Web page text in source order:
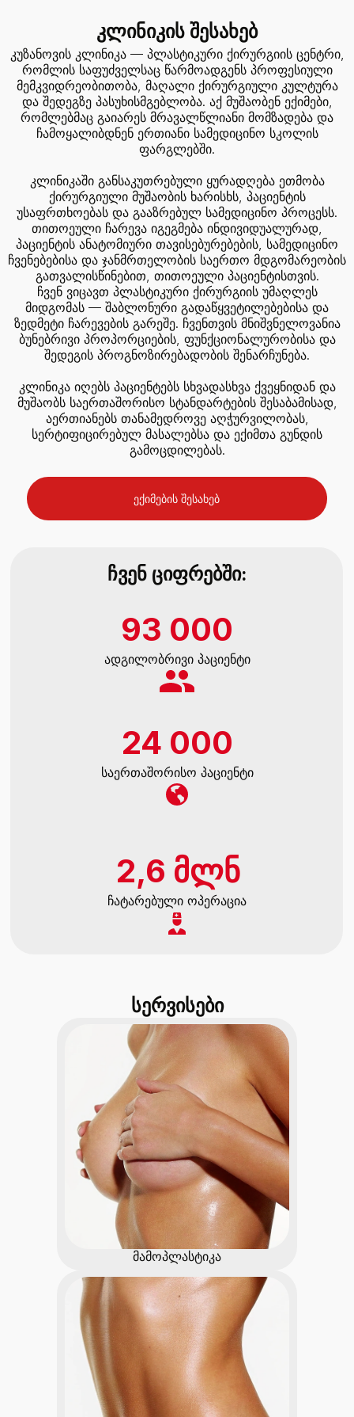
კლინიკის შესახებ
კუზანოვის კლინიკა — პლასტიკური ქირურგიის ცენტრი,
რომლის საფუძველსაც წარმოადგენს პროფესიული
მემკვიდრეობითობა, მაღალი ქირურგიული კულტურა
და შედეგზე პასუხისმგებლობა. აქ მუშაობენ ექიმები,
რომლებმაც გაიარეს მრავალწლიანი მომზადება და
ჩამოყალიბდნენ ერთიანი სამედიცინო სკოლის
ფარგლებში.
კლინიკაში განსაკუთრებული ყურადღება ეთმობა
ქირურგიული მუშაობის ხარისხს, პაციენტის
უსაფრთხოებას და გააზრებულ სამედიცინო პროცესს.
თითოეული ჩარევა იგეგმება ინდივიდუალურად,
პაციენტის ანატომიური თავისებურებების, სამედიცინო
ჩვენებებისა და ჯანმრთელობის საერთო მდგომარეობის
გათვალისწინებით, თითოეული პაციენტისთვის.
ჩვენ ვიცავთ პლასტიკური ქირურგიის უმაღლეს
მიდგომას — შაბლონური გადაწყვეტილებებისა და
ზედმეტი ჩარევების გარეშე. ჩვენთვის მნიშვნელოვანია
ბუნებრივი პროპორციების, ფუნქციონალურობისა და
შედეგის პროგნოზირებადობის შენარჩუნება.
კლინიკა იღებს პაციენტებს სხვადასხვა ქვეყნიდან და
მუშაობს საერთაშორისო სტანდარტების შესაბამისად,
აერთიანებს თანამედროვე აღჭურვილობას,
სერტიფიცირებულ მასალებსა და ექიმთა გუნდის
გამოცდილებას.
ექიმების შესახებ
24 000
საერთაშორისო პაციენტი
93 000
ადგილობრივი პაციენტი
2,6 მლნ
ჩატარებული ოპერაცია
ჩვენ ციფრებში:
სერვისები
მამოპლასტიკა